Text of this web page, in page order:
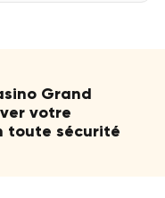
Grand
votre
toute sécurité